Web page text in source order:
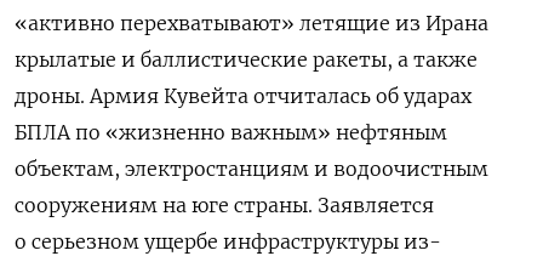
«активно перехватывают» летящие из Ирана
крылатые и баллистические ракеты, а также
дроны. Армия Кувейта отчиталась об ударах
БПЛА по «жизненно важным» нефтяным
объектам, электростанциям и водоочистным
сооружениям на юге страны. Заявляется
о серьезном ущербе инфраструктуры из-